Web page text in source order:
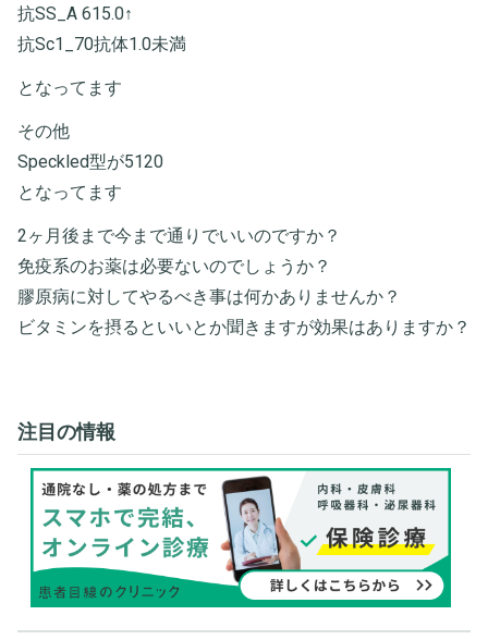
抗SS_A 615.0↑
抗Sc1_70抗体1.0未満
となってます
その他
Speckled型が5120
となってます
2ヶ月後まで今まで通りでいいのですか？
免疫系のお薬は必要ないのでしょうか？
膠原病に対してやるべき事は何かありませんか？
ビタミンを摂るといいとか聞きますが効果はありますか？
注目の情報